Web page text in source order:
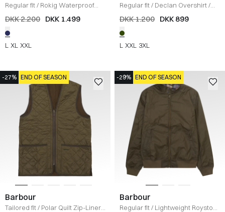
Regular fit/ Rokig Waterproof
Jakke
NAVY
DKK 2.200 DKK 1.499
L XL XXL
Regular fit/ Declan Overshirt/
OLIVE
DKK 1.200 DKK 899
L XXL 3XL
-27% END OF SEASON
Barbour
Tailored fit/ Polar Quilt Zip-Liner
-29% END OF SEASON
Barbour
Regular fit/ Lightweight Royston